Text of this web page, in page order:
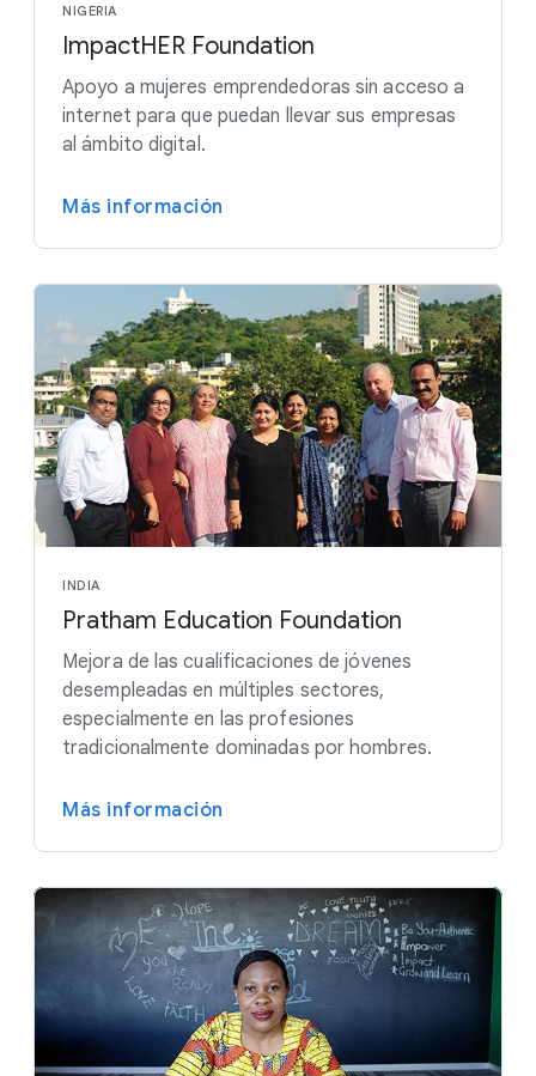
NIGERIA
ImpactHER Foundation
Apoyo a mujeres emprendedoras sin acceso a
internet para que puedan llevar sus empresas
al ámbito digital.
Más información
INDIA
Pratham Education Foundation
Mejora de las cualificaciones de jóvenes
desempleadas en múltiples sectores,
especialmente en las profesiones
tradicionalmente dominadas por hombres.
Más información